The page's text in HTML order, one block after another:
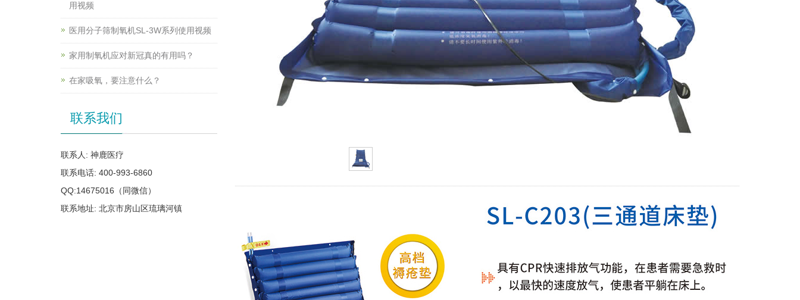
用视频
医用分子筛制氧机SL-3W系列使用视频
家用制氧机应对新冠真的有用吗？
在家吸氧，要注意什么？
联系我们
联系人: 神鹿医疗
联系电话: 400-993-6860
QQ:14675016（同微信）
联系地址: 北京市房山区琉璃河镇